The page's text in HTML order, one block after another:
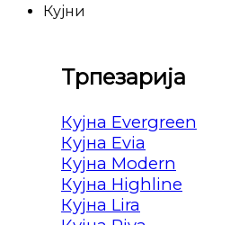
Кујни
Трпезарија
Кујна Evergreen
Кујна Evia
Кујна Modern
Кујна Highline
Кујна Lira